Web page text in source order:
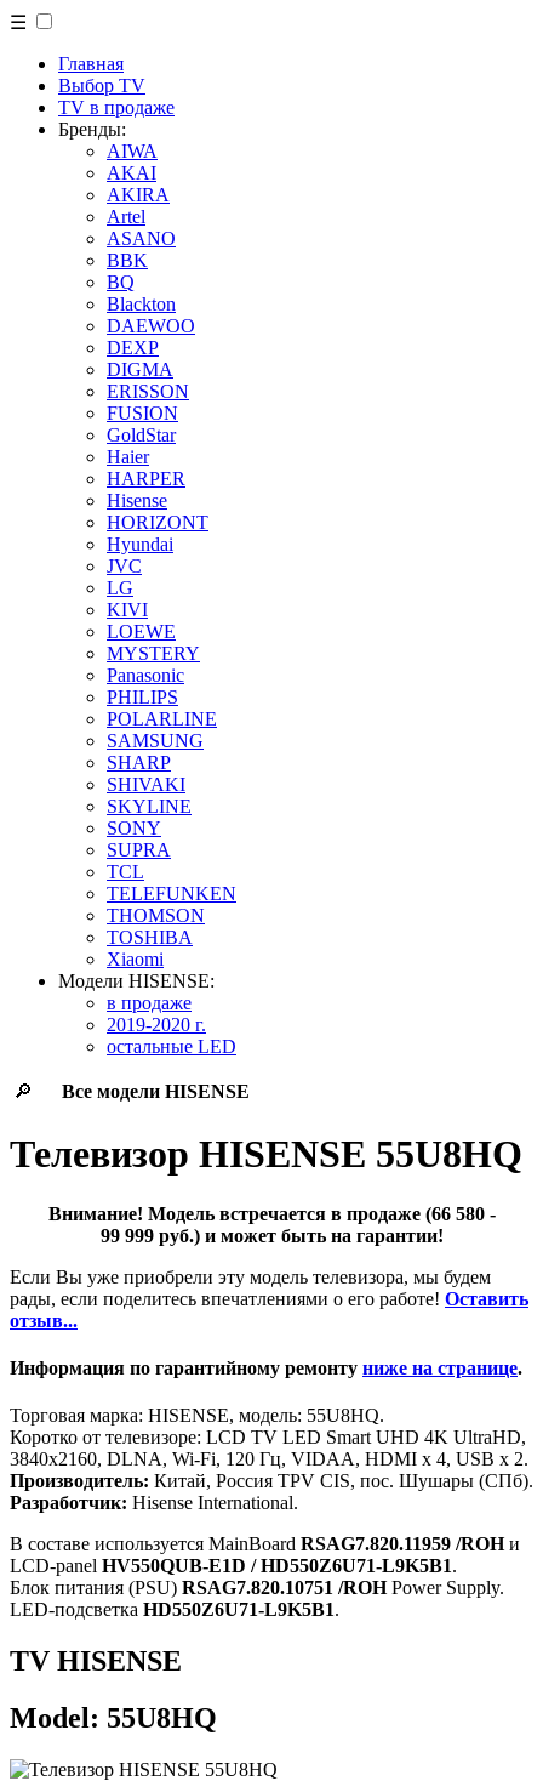
☰
Главная
Выбор TV
TV в продаже
Бренды:
AIWA
AKAI
AKIRA
Artel
ASANO
BBK
BQ
Blackton
DAEWOO
DEXP
DIGMA
ERISSON
FUSION
GoldStar
Haier
HARPER
Hisense
HORIZONT
Hyundai
JVC
LG
KIVI
LOEWE
MYSTERY
Panasonic
PHILIPS
POLARLINE
SAMSUNG
SHARP
SHIVAKI
SKYLINE
SONY
SUPRA
TCL
TELEFUNKEN
THOMSON
TOSHIBA
Xiaomi
Модели HISENSE:
в продаже
2019-2020 г.
остальные LED
🔎 Все модели HISENSE
Телевизор HISENSE 55U8HQ
Внимание! Модель встречается в продаже (66 580 -
99 999 руб.) и может быть на гарантии!
Если Вы уже приобрели эту модель телевизора, мы будем
рады, если поделитесь впечатлениями о его работе! Оставить
отзыв...
Информация по гарантийному ремонту ниже на странице.
Торговая марка: HISENSE, модель: 55U8HQ.
Коротко от телевизоре: LCD TV LED Smart UHD 4K UltraHD,
3840x2160, DLNA, Wi-Fi, 120 Гц, VIDAA, HDMI х 4, USB х 2.
Производитель: Китай, Россия TPV CIS, пос. Шушары (СПб).
Разработчик: Hisense International.
В составе используется MainBoard RSAG7.820.11959 /ROHи
LCD-panel HV550QUB-E1D / HD550Z6U71-L9K5B1.
Блок питания (PSU) RSAG7.820.10751 /ROHPower Supply.
LED-подсветка HD550Z6U71-L9K5B1.
TV HISENSE
Model: 55U8HQ